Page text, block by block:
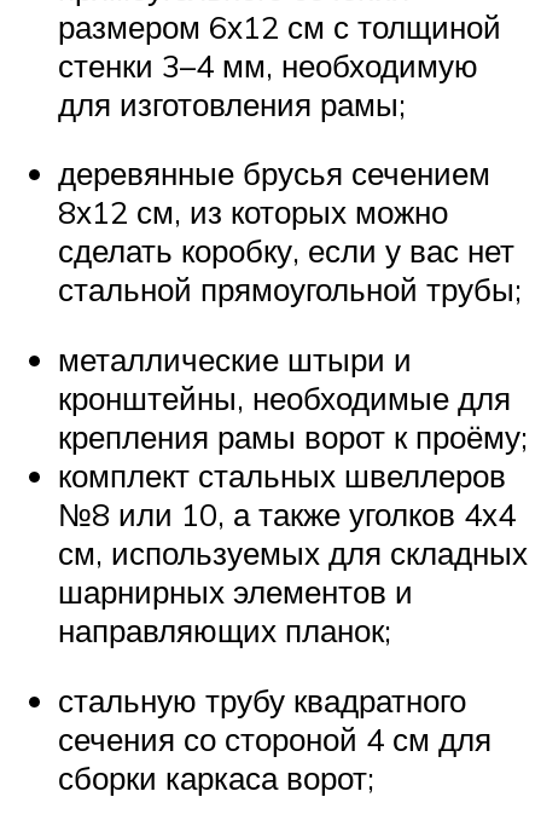
размером 6х12 см с толщиной
стенки 3–4 мм, необходимую
для изготовления рамы;
деревянные брусья сечением
8х12 см, из которых можно
сделать коробку, если у вас нет
стальной прямоугольной трубы;
металлические штыри и
кронштейны, необходимые для
крепления рамы ворот к проёму;
комплект стальных швеллеров
№8 или 10, а также уголков 4х4
см, используемых для складных
шарнирных элементов и
направляющих планок;
стальную трубу квадратного
сечения со стороной 4 см для
сборки каркаса ворот;